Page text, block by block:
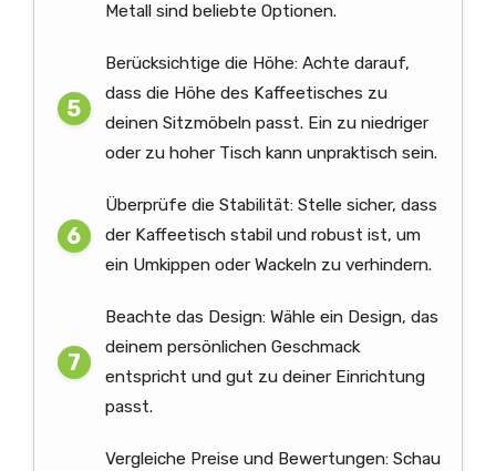
Metall sind beliebte Optionen.
Berücksichtige die Höhe: Achte darauf,
dass die Höhe des Kaffeetisches zu
deinen Sitzmöbeln passt. Ein zu niedriger
oder zu hoher Tisch kann unpraktisch sein.
Überprüfe die Stabilität: Stelle sicher, dass
der Kaffeetisch stabil und robust ist, um
ein Umkippen oder Wackeln zu verhindern.
Beachte das Design: Wähle ein Design, das
deinem persönlichen Geschmack
entspricht und gut zu deiner Einrichtung
passt.
Vergleiche Preise und Bewertungen: Schau